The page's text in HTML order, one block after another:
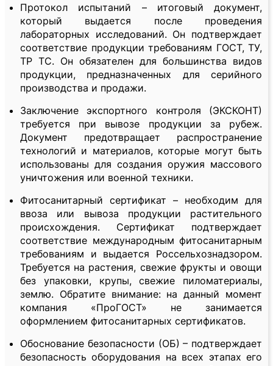
Протокол испытаний – итоговый документ,
который выдается после проведения
лабораторных исследований. Он подтверждает
соответствие продукции требованиям ГОСТ, ТУ,
ТР ТС. Он обязателен для большинства видов
продукции, предназначенных для серийного
производства и продажи.
Заключение экспортного контроля (ЭКСКОНТ)
требуется при вывозе продукции за рубеж.
Документ предотвращает распространение
технологий и материалов, которые могут быть
использованы для создания оружия массового
уничтожения или военной техники.
Фитосанитарный сертификат – необходим для
ввоза или вывоза продукции растительного
происхождения. Сертификат подтверждает
соответствие международным фитосанитарным
требованиям и выдается Россельхознадзором.
Требуется на растения, свежие фрукты и овощи
без упаковки, крупы, свежие пиломатериалы,
землю. Обратите внимание: на данный момент
компания «ПроГОСТ» не занимается
оформлением фитосанитарных сертификатов.
Обоснование безопасности (ОБ) – подтверждает
безопасность оборудования на всех этапах его